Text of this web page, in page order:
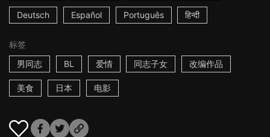
Deutsch Español Português हिन्दी
标签
男同志
BL 爱情 同志子女 改编作品
美食 日本 电影